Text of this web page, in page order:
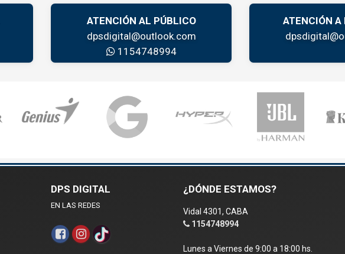
ATENCIÓN AL PÚBLICO
dpsdigital@outlook.com
1154748994
ATENCIÓN A
DPS DIGITAL
EN LAS REDES
¿DÓNDE ESTAMOS?
Vidal 4301, CABA
1154748994
Lunes a Viernes de 9:00 a 18:00 hs.